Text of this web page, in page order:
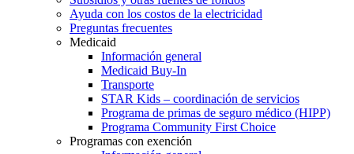
Ayuda con los costos de la electricidad
Preguntas frecuentes
Medicaid
Información general
Medicaid Buy-In
Transporte
STAR Kids – coordinación de servicios
Programa de primas de seguro médico (HIPP)
Programa Community First Choice
Programas con exención